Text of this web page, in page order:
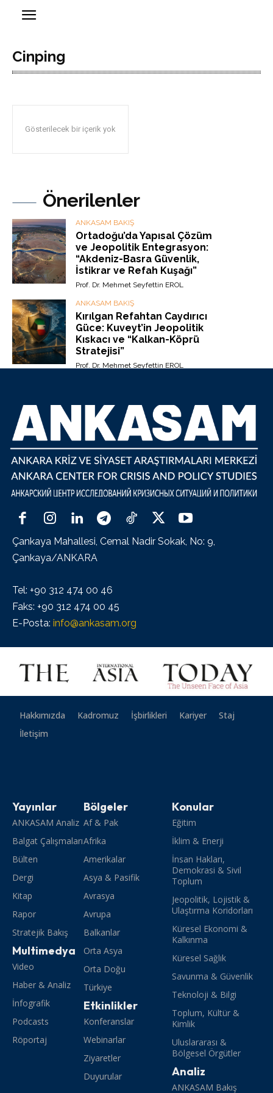
Cinping
Gösterilecek bir içerik yok
Önerilenler
ANKASAM BAKIŞ
Ortadoğu’da Yapısal Çözüm
ve Jeopolitik Entegrasyon:
“Akdeniz-Basra Güvenlik,
İstikrar ve Refah Kuşağı”
Prof. Dr. Mehmet Seyfettin EROL
ANKASAM BAKIŞ
Kırılgan Refahtan Caydırıcı
Güce: Kuveyt’in Jeopolitik
Kıskacı ve “Kalkan-Köprü
Stratejisi”
Prof. Dr. Mehmet Seyfettin EROL
Çankaya Mahallesi, Cemal Nadir Sokak, No: 9,
Çankaya/ANKARA
Tel: +90 312 474 00 46
Faks: +90 312 474 00 45
E-Posta: info@ankasam.org
Hakkımızda Kadromuz İşbirlikleri Kariyer
Staj
İletişim
Yayınlar
ANKASAM Analiz
Balgat Çalışmaları
Bülten
Dergi
Kitap
Rapor
Stratejik Bakış
Multimedya
Video
Haber & Analiz
İnfografik
Podcasts
Röportaj
Bölgeler
Af & Pak
Afrika
Amerikalar
Asya & Pasifik
Avrasya
Avrupa
Balkanlar
Orta Asya
Orta Doğu
Türkiye
Etkinlikler
Konferanslar
Webinarlar
Ziyaretler
Duyurular
Konular
Eğitim
İklim & Enerji
İnsan Hakları,
Demokrasi & Sivil
Toplum
Jeopolitik, Lojistik &
Ulaştırma Koridorları
Küresel Ekonomi &
Kalkınma
Küresel Sağlık
Savunma & Güvenlik
Teknoloji & Bilgi
Toplum, Kültür &
Kimlik
Uluslararası &
Bölgesel Örgütler
Analiz
ANKASAM Bakış